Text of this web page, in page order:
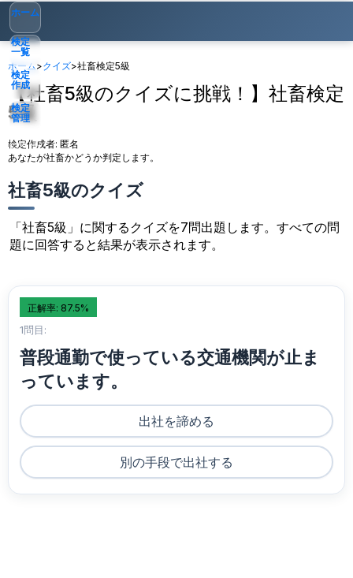
ホーム
検定
一覧
検定
作成
検定
管理
ゲスト▾
ホーム>クイズ>社畜検定5級
【社畜5級のクイズに挑戦！】社畜検定
5級
検定作成者: 匿名
あなたが社畜かどうか判定します。
社畜5級のクイズ
「社畜5級」に関するクイズを7問出題します。すべての問
題に回答すると結果が表示されます。
正解率: 87.5%
1問目:
普段通勤で使っている交通機関が止ま
っています。
出社を諦める
別の手段で出社する